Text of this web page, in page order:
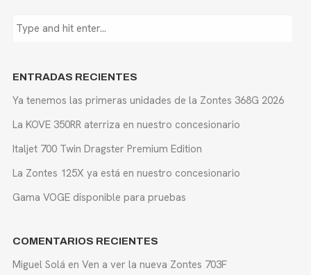
ENTRADAS RECIENTES
Ya tenemos las primeras unidades de la Zontes 368G 2026
La KOVE 350RR aterriza en nuestro concesionario
Italjet 700 Twin Dragster Premium Edition
La Zontes 125X ya está en nuestro concesionario
Gama VOGE disponible para pruebas
COMENTARIOS RECIENTES
Miguel Solá en Ven a ver la nueva Zontes 703F